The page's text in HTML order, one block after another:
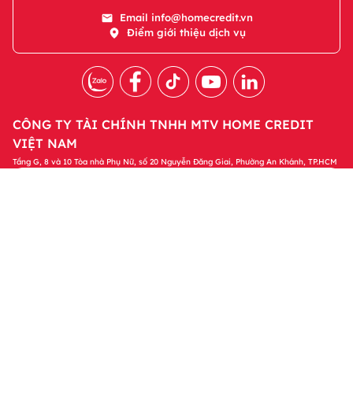
Email info@homecredit.vn
Điểm giới thiệu dịch vụ
CÔNG TY TÀI CHÍNH TNHH MTV HOME CREDIT
VIỆT NAM
Tầng G, 8 và 10 Tòa nhà Phụ Nữ, số 20 Nguyễn Đăng Giai, Phường An Khánh, TP.HCM